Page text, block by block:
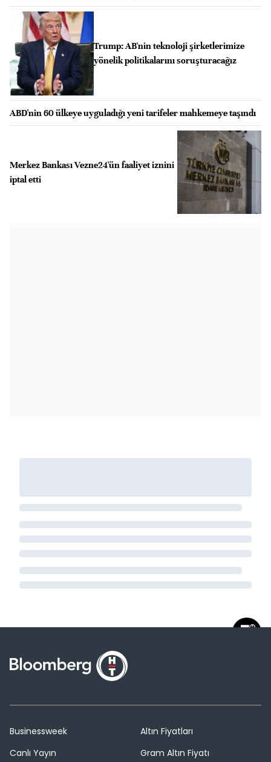
Trump: AB'nin teknoloji şirketlerimize
yönelik politikalarını soruşturacağız
ABD'nin 60 ülkeye uyguladığı yeni tarifeler mahkemeye taşındı
Merkez Bankası Vezne24'ün faaliyet iznini
iptal etti
Businessweek
Canlı Yayın
Altın Fiyatları
Gram Altın Fiyatı